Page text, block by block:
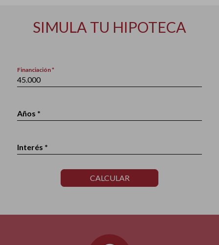
SIMULA TU HIPOTECA
Financiación *
Años *
Interés *
CALCULAR